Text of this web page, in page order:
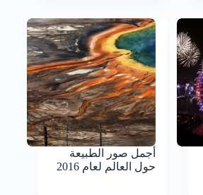
أجمل صور الطبيعة
حول العالم لعام 2016